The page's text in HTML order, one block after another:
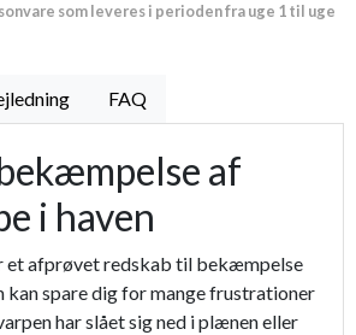
100 liter 149,95 kr.
som leveres i perioden fra uge 1 til uge
FAQ
af
i haven
et afprøvet redskab til bekæmpelse
kan spare dig for mange frustrationer
har slået sig ned i plænen eller